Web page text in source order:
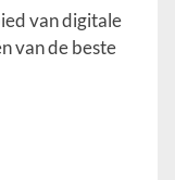
van digitale
van de beste